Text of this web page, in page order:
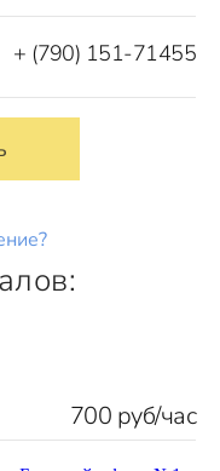
+ (790) 151-71455
700 руб/час